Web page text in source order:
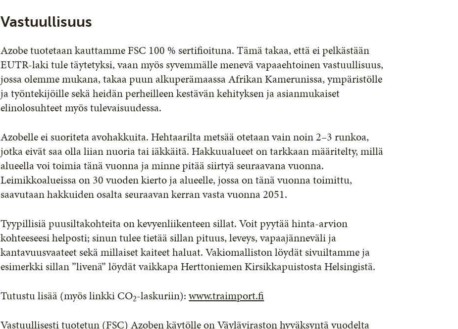
Vastuullisuus
Azobe tuotetaan kauttamme FSC 100 % sertifioituna. Tämä takaa, että ei pelkästään
EUTR-laki tule täytetyksi, vaan myös syvemmälle menevä vapaaehtoinen vastuullisuus,
jossa olemme mukana, takaa puun alkuperämaassa Afrikan Kamerunissa, ympäristölle
ja työntekijöille sekä heidän perheilleen kestävän kehityksen ja asianmukaiset
elinolosuhteet myös tulevaisuudessa.
Azobelle ei suoriteta avohakkuita. Hehtaarilta metsää otetaan vain noin 2–3 runkoa,
jotka eivät saa olla liian nuoria tai iäkkäitä. Hakkuualueet on tarkkaan määritelty, millä
alueella voi toimia tänä vuonna ja minne pitää siirtyä seuraavana vuonna.
Leimikkoalueissa on 30 vuoden kierto ja alueelle, jossa on tänä vuonna toimittu,
saavutaan hakkuiden osalta seuraavan kerran vasta vuonna 2051.
Tyypillisiä puusiltakohteita on kevyenliikenteen sillat. Voit pyytää hinta-arvion
kohteeseesi helposti; sinun tulee tietää sillan pituus, leveys, vapaajänneväli ja
kantavuusvaateet sekä millaiset kaiteet haluat. Vakiomalliston löydät sivuiltamme ja
esimerkki sillan ”livenä” löydät vaikkapa Herttoniemen Kirsikkapuistosta Helsingistä.
Tutustu lisää (myös linkki CO2-laskuriin):www.traimport.fi
Vastuullisesti tuotetun (FSC) Azoben käytölle on Väyläviraston hyväksyntä vuodelta